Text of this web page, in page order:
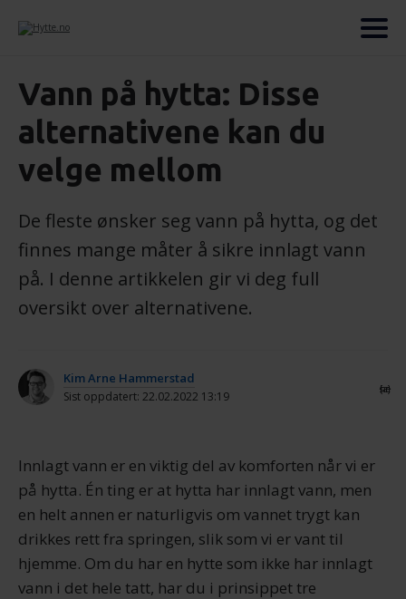
Vann på hytta: Disse
alternativene kan du
velge mellom
De fleste ønsker seg vann på hytta, og det
finnes mange måter å sikre innlagt vann
på. I denne artikkelen gir vi deg full
oversikt over alternativene.
Kim Arne Hammerstad
Sist oppdatert: 22.02.2022 13:19
{share}
Innlagt vann er en viktig del av komforten når vi er
på hytta. Én ting er at hytta har innlagt vann, men
en helt annen er naturligvis om vannet trygt kan
drikkes rett fra springen, slik som vi er vant til
hjemme. Om du har en hytte som ikke har innlagt
vann i det hele tatt, har du i prinsippet tre